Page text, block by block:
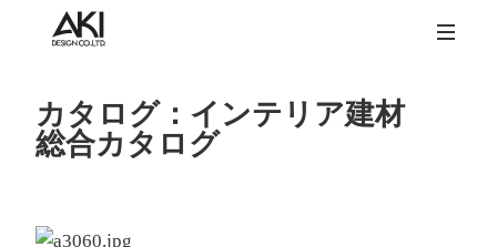
カタログ：インテリア建材
総合カタログ